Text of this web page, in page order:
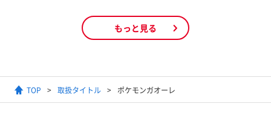
もっと見る
TOP 取扱タイトル ポケモンガオーレ